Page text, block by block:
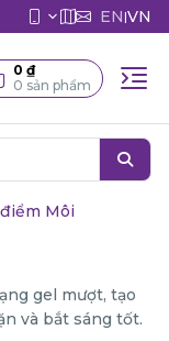
EN|VN
0 ₫
0 sản phẩm
Môi